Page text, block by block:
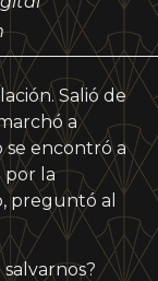
Salió de
a
se encontró a
por la
preguntó al